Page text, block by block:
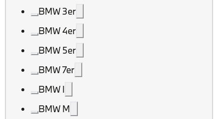
BMW 3er
BMW 4er
BMW 5er
BMW 7er
BMW I
BMW M